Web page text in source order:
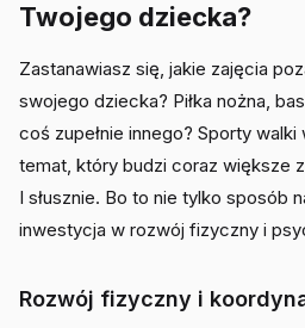
Twojego dziecka?
Zastanawiasz się, jakie zajęcia
swojego dziecka? Piłka nożna,
coś zupełnie innego? Sporty
temat, który budzi coraz większe
I słusznie. Bo to nie tylko sposób
inwestycja w rozwój fizyczny i
Rozwój fizyczny i